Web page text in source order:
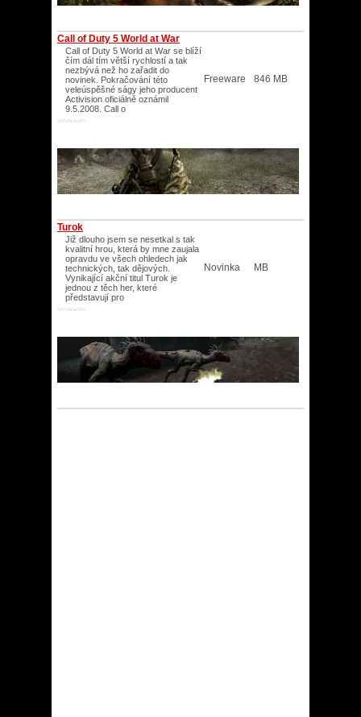
Call of Duty 5 World at War
Call of Duty 5 World at War se blíží
čím dál tím větší rychlostí a tak
nezbývá než ho zařadit do
novinek. Pokračování této
veleúspěšné ságy jeho producent
Activision oficiálně oznámil
9.5.2008. Call o
XP/Vista/XP/
Freeware 846 MB
Turok
Již dlouho jsem se nesetkal s tak
kvalitní hrou, která by mne zaujala
opravdu ve všech ohledech jak
technických, tak dějových.
Vynikající akční titul Turok je
jednou z těch her, které
představují pro
XP/Vista/XP/
Novinka MB